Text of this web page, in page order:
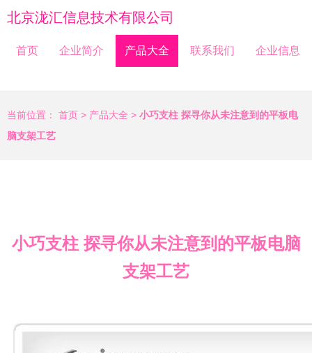
北京泷汇信息技术有限公司
首页 企业简介 产品大全 联系我们 企业信息
当前位置： 首页 > 产品大全 > 小巧支柱 探寻你从未注意到的平板电
脑支架工艺
小巧支柱 探寻你从未注意到的平板电脑
支架工艺